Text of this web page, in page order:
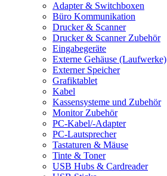
Adapter & Switchboxen
Büro Kommunikation
Drucker & Scanner
Drucker & Scanner Zubehör
Eingabegeräte
Externe Gehäuse (Laufwerke)
Externer Speicher
Grafiktablet
Kabel
Kassensysteme und Zubehör
Monitor Zubehör
PC-Kabel/-Adapter
PC-Lautsprecher
Tastaturen & Mäuse
Tinte & Toner
USB Hubs & Cardreader